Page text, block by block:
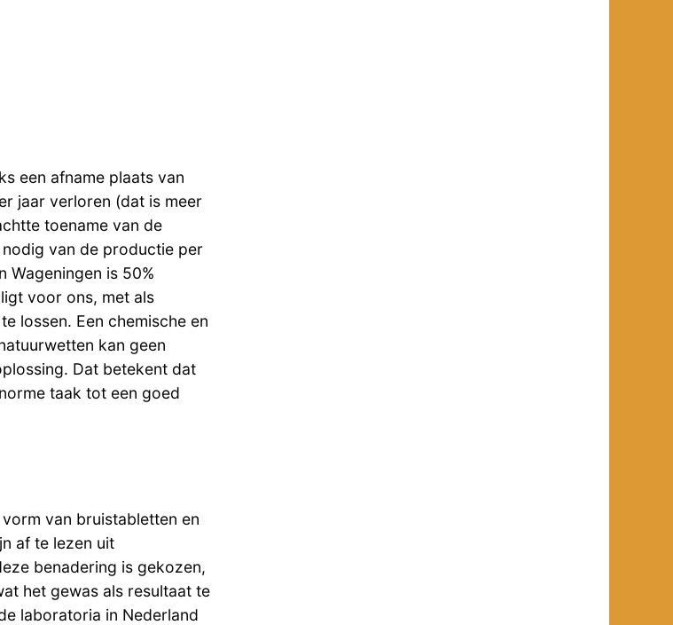
een afname plaats van
jaar verloren (dat is meer
toename van de
van de productie per
Wageningen is 50%
voor ons, met als
lossen. Een chemische en
kan geen
Dat betekent dat
taak tot een goed
van bruistabletten en
af te lezen uit
benadering is gekozen,
het gewas als resultaat te
laboratoria in Nederland